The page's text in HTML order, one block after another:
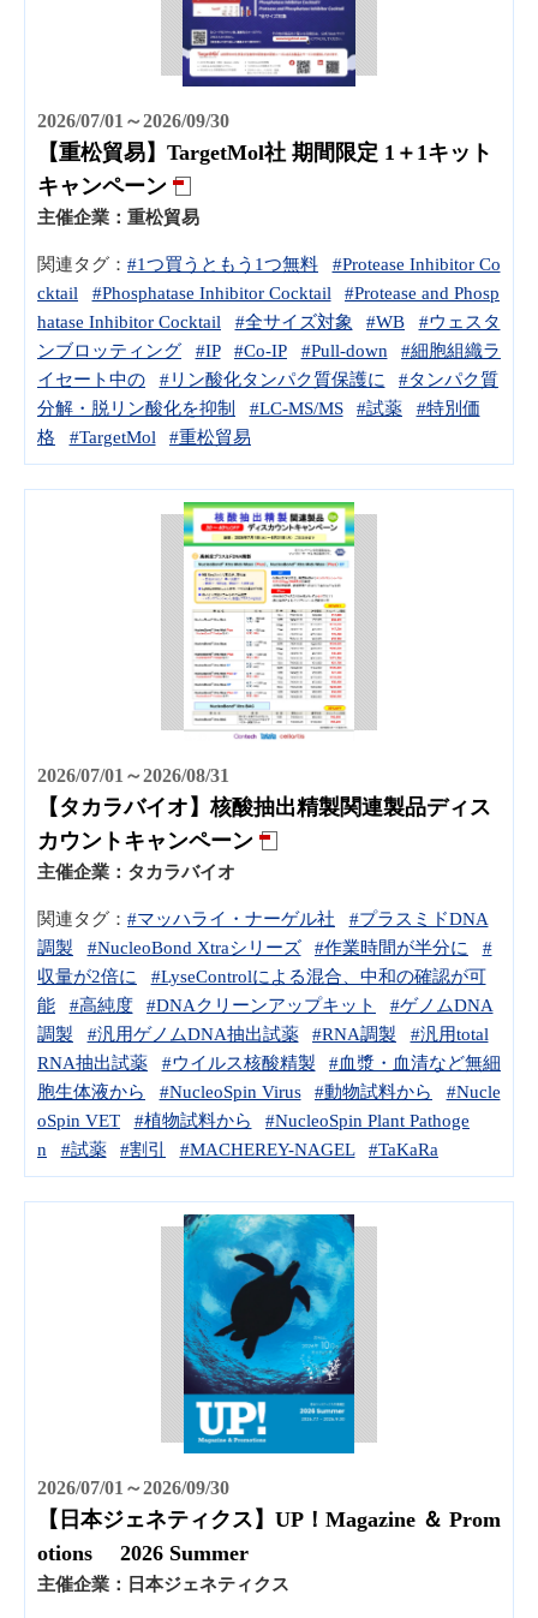
2026/07/01～2026/09/30
【重松貿易】TargetMol社 期間限定 1＋1キット
キャンペーン
主催企業： 重松貿易
関連タグ： #1つ買うともう1つ無料
#Protease Inhibitor Co
cktail
#Phosphatase Inhibitor Cocktail
#Protease and Phosp
hatase Inhibitor Cocktail
#全サイズ対象 #WB
#ウェスタ
ンブロッティング
#IP #Co-IP #Pull-down
#細胞組織ラ
イセート中の
#リン酸化タンパク質保護に
#タンパク質
分解・脱リン酸化を抑制
#LC-MS/MS #試薬
#特別価
格
#TargetMol #重松貿易
2026/07/01～2026/08/31
【タカラバイオ】核酸抽出精製関連製品ディス
カウントキャンペーン
主催企業： タカラバイオ
関連タグ： #マッハライ・ナーゲル社
#プラスミドDNA
調製
#NucleoBond Xtraシリーズ #作業時間が半分に
#
収量が2倍に
#LyseControlによる混合、中和の確認が可
能
#高純度 #DNAクリーンアップキット
#ゲノムDNA
調製
#汎用ゲノムDNA抽出試薬 #RNA調製
#汎用total
RNA抽出試薬
#ウイルス核酸精製
#血漿・血清など無細
胞生体液から
#NucleoSpin Virus #動物試料から
#Nucle
oSpin VET
#植物試料から
#NucleoSpin Plant Pathoge
n
#試薬 #割引 #MACHEREY-NAGEL #TaKaRa
2026/07/01～2026/09/30
【日本ジェネティクス】UP！Magazine ＆ Prom
otions 2026 Summer
主催企業： 日本ジェネティクス